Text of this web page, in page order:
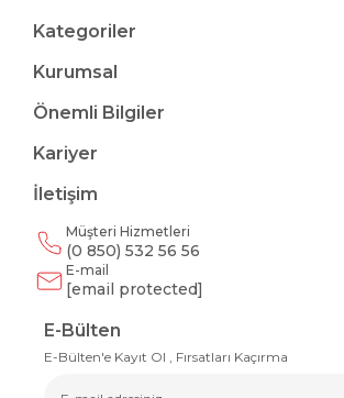
Kategoriler
Kurumsal
Önemli Bilgiler
Kariyer
İletişim
Müşteri Hizmetleri
(0 850) 532 56 56
E-mail
[email protected]
E-Bülten
E-Bülten'e Kayıt Ol , Fırsatları Kaçırma